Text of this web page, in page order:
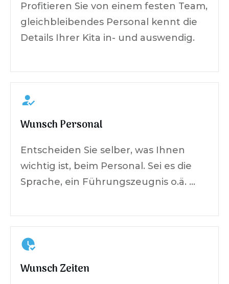
Profitieren Sie von einem festen Team,
gleichbleibendes Personal kennt die
Details Ihrer Kita in- und auswendig.
Wunsch Personal
Entscheiden Sie selber, was Ihnen
wichtig ist, beim Personal. Sei es die
Sprache, ein Führungszeugnis o.ä. …
Wunsch Zeiten